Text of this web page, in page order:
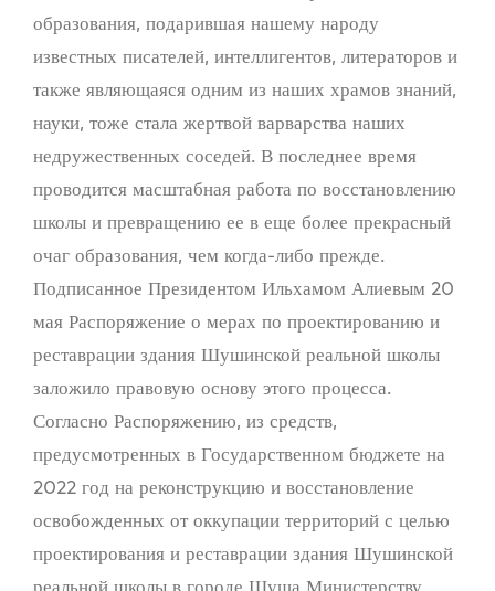
образования, подарившая нашему народу
известных писателей, интеллигентов, литераторов и
также являющаяся одним из наших храмов знаний,
науки, тоже стала жертвой варварства наших
недружественных соседей. В последнее время
проводится масштабная работа по восстановлению
школы и превращению ее в еще более прекрасный
очаг образования, чем когда-либо прежде.
Подписанное Президентом Ильхамом Алиевым 20
мая Распоряжение о мерах по проектированию и
реставрации здания Шушинской реальной школы
заложило правовую основу этого процесса.
Согласно Распоряжению, из средств,
предусмотренных в Государственном бюджете на
2022 год на реконструкцию и восстановление
освобожденных от оккупации территорий с целью
проектирования и реставрации здания Шушинской
реальной школы в городе Шуша Министерству